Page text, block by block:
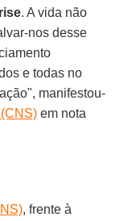
. A vida não
nos desse
e todas no
manifestou-
em nota
, frente à